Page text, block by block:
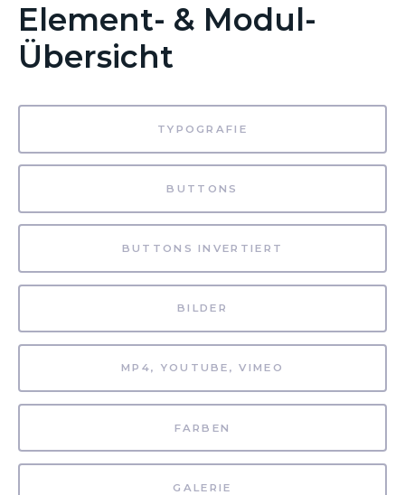
Element- & Modul-
Übersicht
TYPOGRAFIE
BUTTONS
BUTTONS INVERTIERT
BILDER
MP4, YOUTUBE, VIMEO
FARBEN
GALERIE